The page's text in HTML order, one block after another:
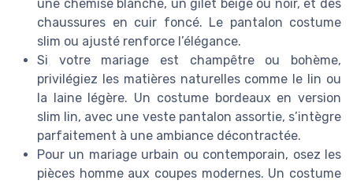
une chemise blanche, un gilet beige ou noir, et des
chaussures en cuir foncé. Le pantalon costume
slim ou ajusté renforce l’élégance.
Si votre mariage est champêtre ou bohème,
privilégiez les matières naturelles comme le lin ou
la laine légère. Un costume bordeaux en version
slim lin, avec une veste pantalon assortie, s’intègre
parfaitement à une ambiance décontractée.
Pour un mariage urbain ou contemporain, osez les
pièces homme aux coupes modernes. Un costume